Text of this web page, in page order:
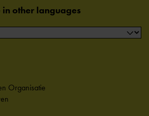
other languages
Organisatie